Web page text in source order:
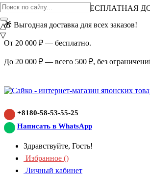
ВНИМАНИЕ АКЦИЯ!
БЕСПЛАТНАЯ
🎁 Выгодная доставка для всех заказов!
От 20 000 ₽ — бесплатно.
До 20 000 ₽ — всего 500 ₽, без
+8180-58-53-55-25
Написать в WhatsApp
Здравствуйте, Гость!
Избранное ()
Личный кабинет
△
▽